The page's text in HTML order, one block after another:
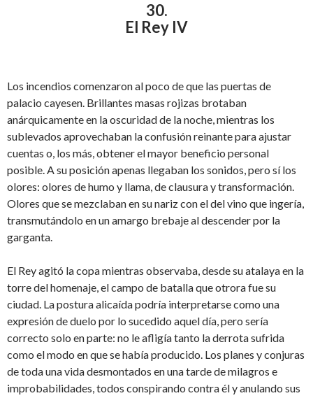
30.
El Rey IV
Los incendios comenzaron al poco de que las puertas de
palacio cayesen. Brillantes masas rojizas brotaban
anárquicamente en la oscuridad de la noche, mientras los
sublevados aprovechaban la confusión reinante para ajustar
cuentas o, los más, obtener el mayor beneficio personal
posible. A su posición apenas llegaban los sonidos, pero sí los
olores: olores de humo y llama, de clausura y transformación.
Olores que se mezclaban en su nariz con el del vino que ingería,
transmutándolo en un amargo brebaje al descender por la
garganta.
El Rey agitó la copa mientras observaba, desde su atalaya en la
torre del homenaje, el campo de batalla que otrora fue su
ciudad. La postura alicaída podría interpretarse como una
expresión de duelo por lo sucedido aquel día, pero sería
correcto solo en parte: no le afligía tanto la derrota sufrida
como el modo en que se había producido. Los planes y conjuras
de toda una vida desmontados en una tarde de milagros e
improbabilidades, todos conspirando contra él y anulando sus